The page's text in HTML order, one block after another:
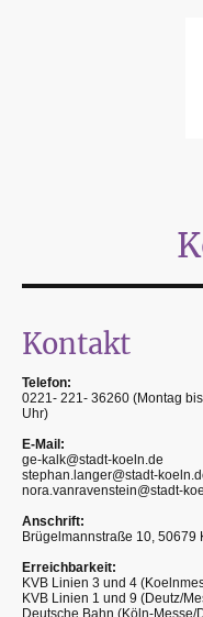
Kontakt
Telefon:
0221- 221- 36260 (Montag
Uhr)
E-Mail:
ge-kalk@stadt-koeln.de
stephan.langer@stadt-
nora.vanravenstein@stadt-
Anschrift:
Brügelmannstraße 10, 50679
Erreichbarkeit:
KVB Linien 3 und 4
KVB Linien 1 und 9 (Deutz/
Deutsche Bahn (Köln-Messe/